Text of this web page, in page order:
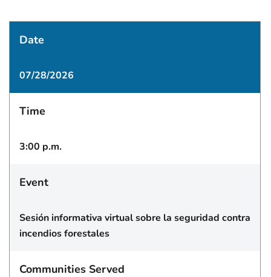
Date
07/28/2026
Time
3:00 p.m.
Event
Sesión informativa virtual sobre la seguridad contra
incendios forestales
Communities Served